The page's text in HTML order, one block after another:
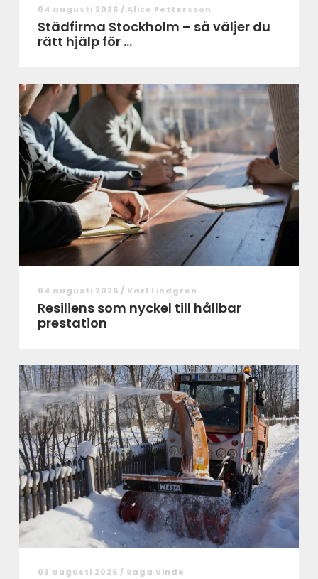
04 augusti 2026 / Alice Pettersson
Städfirma Stockholm – så väljer du
rätt hjälp för ...
04 augusti 2026 / Karl Lindgren
Resiliens som nyckel till hållbar
prestation
03 augusti 2026 / Saga Vinde